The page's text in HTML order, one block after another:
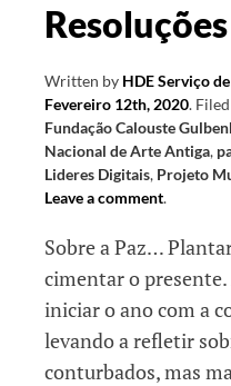
Written by HDE Serviço
Fevereiro 12th, 2020.
Fundação Calouste
Nacional de Arte Antiga,
Lideres Digitais, Projeto
Leave a comment.
Sobre a Paz…
cimentar o
iniciar o ano com a
levando a refletir
conturbados, mas